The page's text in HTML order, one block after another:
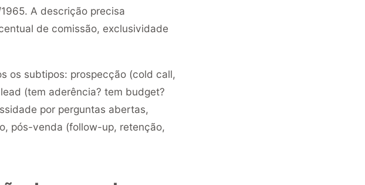
A descrição precisa
de comissão, exclusividade
os subtipos: prospecção (cold call,
(tem aderência? tem budget?
por perguntas abertas,
pós-venda (follow-up, retenção,